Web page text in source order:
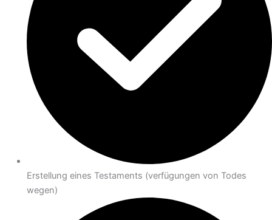
Erstellung eines Testaments (verfügungen von Todes
wegen)